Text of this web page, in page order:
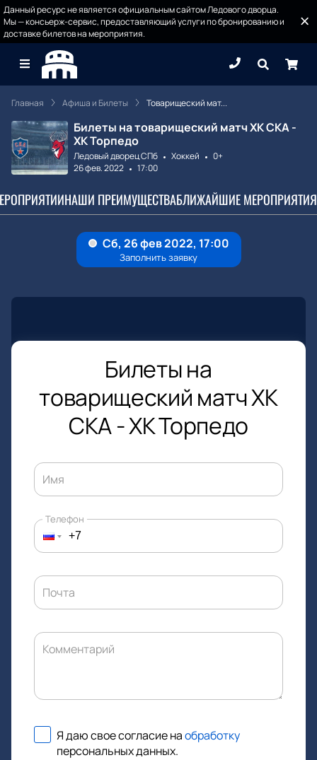
Данный ресурс не является официальным сайтом Ледового дворца.
Мы — консьерж-сервис, предоставляющий услуги по бронированию и
доставке билетов на мероприятия.
Главная Афиша и Билеты Товарищеский мат...
Билеты на товарищеский матч ХК СКА -
ХК Торпедо
Ледовый дворец СПб Хоккей
0+
26 фев. 2022
17:00
НАШИ ПРЕИМУЩЕСТВАБЛИЖАЙШИЕ МЕРОПРИЯТИЯ
Билеты на
товарищеский матч ХК
СКА - ХК Торпедо
Имя
Телефон
Почта
Комментарий
Я даю свое согласие наобработку
персональных данных.